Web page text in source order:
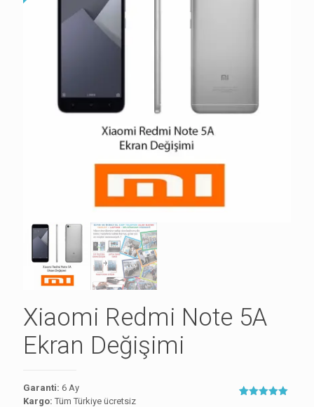
Xiaomi Redmi Note 5A
Ekran Değişimi
Garanti: 6 Ay
Kargo: Tüm Türkiye ücretsiz